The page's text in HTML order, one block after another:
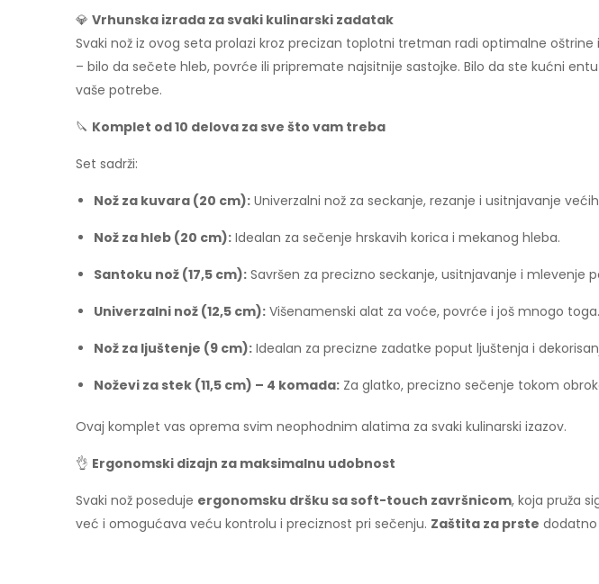
💎 Vrhunska izrada za svaki kulinarski zadatak
Svaki nož iz ovog seta prolazi kroz precizan toplotni tretman radi optimalne oštrine
– bilo da sečete hleb, povrće ili pripremate najsitnije sastojke. Bilo da ste kućni
vaše potrebe.
🔪 Komplet od 10 delova za sve što vam treba
Set sadrži:
Nož za kuvara (20 cm): Univerzalni nož za seckanje, rezanje i usitnjavanje
Nož za hleb (20 cm): Idealan za sečenje hrskavih korica i mekanog hleba.
Santoku nož (17,5 cm): Savršen za precizno seckanje, usitnjavanje i mlevenje
Univerzalni nož (12,5 cm): Višenamenski alat za voće, povrće i još mnogo toga.
Nož za ljuštenje (9 cm): Idealan za precizne zadatke poput ljuštenja i
Noževi za stek (11,5 cm) – 4 komada: Za glatko, precizno sečenje tokom
Ovaj komplet vas oprema svim neophodnim alatima za svaki kulinarski izazov.
👌 Ergonomski dizajn za maksimalnu udobnost
Svaki nož poseduje ergonomsku dršku sa soft-touch završnicom, koja pruža
već i omogućava veću kontrolu i preciznost pri sečenju. Zaštita za prste